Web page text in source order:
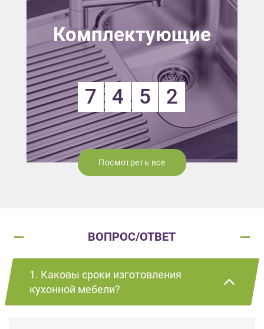
Комплектующие
7 4 5 2
Посмотреть все
ВОПРОС/ОТВЕТ
1. Каковы сроки изготовления
кухонной мебели?